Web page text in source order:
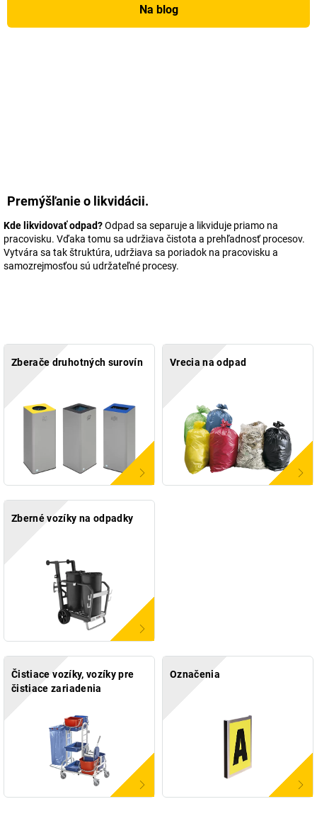
Na blog
Premýšľanie o likvidácii.
Kde likvidovať odpad?Odpad sa separuje a likviduje priamo na
pracovisku. Vďaka tomu sa udržiava čistota a prehľadnosť procesov.
Vytvára sa tak štruktúra, udržiava sa poriadok na pracovisku a
samozrejmosťou sú udržateľné procesy.
Zberače druhotných surovín Vrecia na odpad
Zberné vozíky na odpadky
Čistiace vozíky, vozíky pre
čistiace zariadenia
Označenia